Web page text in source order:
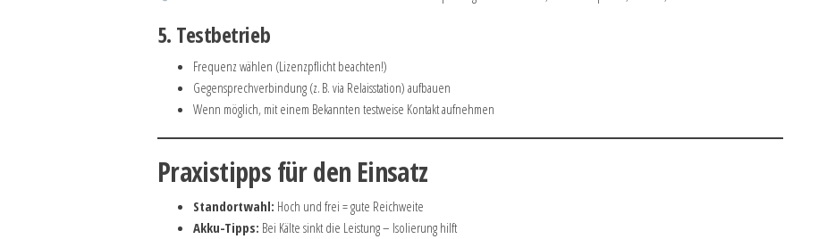
5. Testbetrieb
Frequenz wählen (Lizenzpflicht beachten!)
Gegensprechverbindung (z. B. via Relaisstation) aufbauen
Wenn möglich, mit einem Bekannten testweise Kontakt aufnehmen
Praxistipps für den Einsatz
Standortwahl: Hoch und frei = gute Reichweite
Akku-Tipps: Bei Kälte sinkt die Leistung – Isolierung hilft